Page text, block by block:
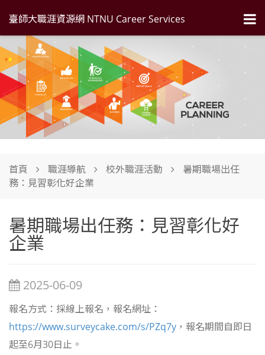
臺師大職涯資源網 NTNU Career Services
首頁 職涯導航 校外職涯活動
暑期職場出任
務：見習彰化好企業
暑期職場出任務：見習彰化好
企業
2025-06-09
報名方式：採線上報名，報名網址：
https://www.surveycake.com/s/PZq7y ，報名期間自即日
起至6月30日止。